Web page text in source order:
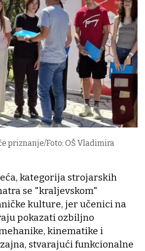
priznanje/Foto: OŠ Vladimira
kategorija strojarskih
se "kraljevskom"
kulture, jer učenici na
pokazati ozbiljno
kinematike i
stvarajući funkcionalne